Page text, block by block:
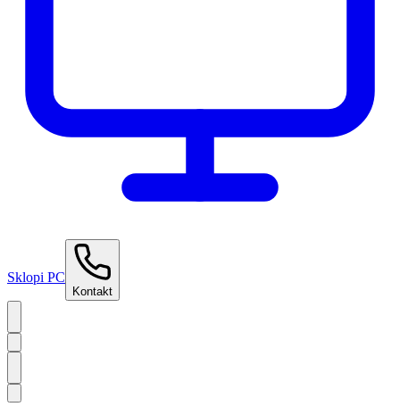
Sklopi PC
Kontakt